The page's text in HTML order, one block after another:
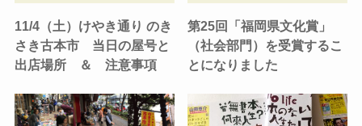
11/4（土）けやき通り のき
さき古本市 当日の屋号と
出店場所 ＆ 注意事項
第25回「福岡県文化賞」
（社会部門）を受賞するこ
とになりました